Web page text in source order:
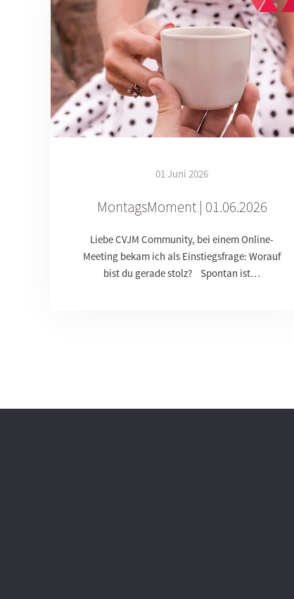
01 Juni 2026
MontagsMoment | 01.06.2026
Liebe CVJM Community, bei einem Online-
Meeting bekam ich als Einstiegsfrage: Worauf
bist du gerade stolz? Spontan ist…